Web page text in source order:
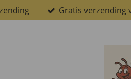
Gratis verzending